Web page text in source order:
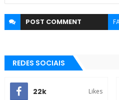
POST COMMENT
REDES SOCIAIS
22k Likes